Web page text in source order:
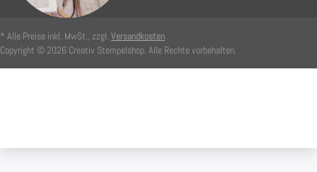
* Alle Preise inkl. MwSt., zzgl. Versandkosten
Copyright © 2026 Creativ Stempelshop. Alle Rechte vorbehalten.